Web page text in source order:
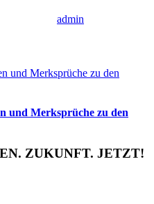
admin
und Merksprüche zu den
ZUKUNFT. JETZT!